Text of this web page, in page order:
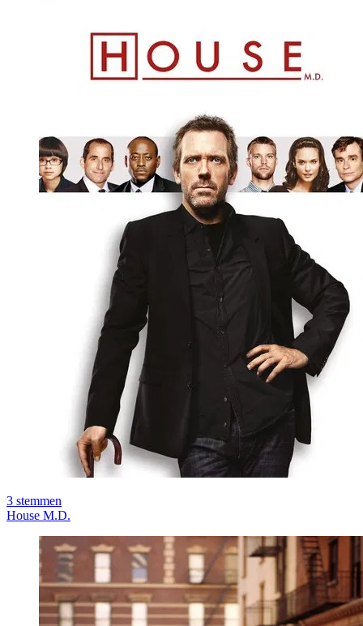
3 stemmen
House M.D.